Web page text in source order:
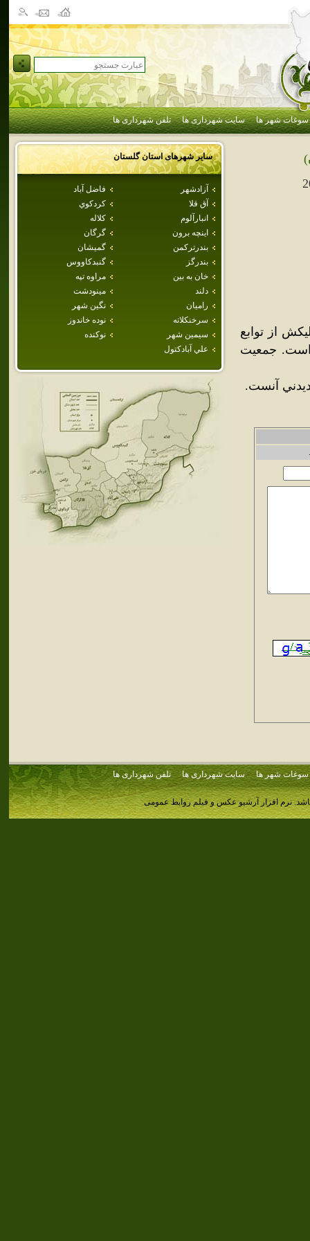
سوغات شهر ها سایت شهرداری ها تلفن شهرداری ها
سایر شهرهای استانگلستان
آزادشهر
فاضل آباد
آق قلا
كردكوي
انبارآلوم
كلاله
اينچه برون
گرگان
بندرتركمن
گميشان
بندرگز
گنبدكاووس
خان به بين
مراوه تپه
دلند
مينودشت
راميان
نگين شهر
سرخنكلاته
نوده خاندوز
سيمين شهر
نوكنده
علي آبادكتول
از توابع
است. جمعيت
سوغات شهر ها سایت شهرداری ها تلفن شهرداری ها
نرم افزار آرشیو عکس و فیلم روابط عمومی